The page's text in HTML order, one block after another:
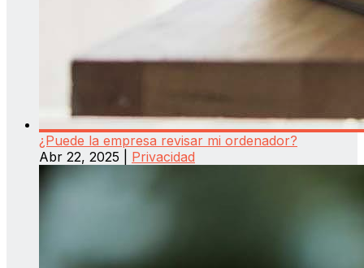
¿Puede la empresa revisar mi ordenador?
Abr 22, 2025
Privacidad